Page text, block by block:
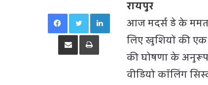
रायपुर
आज मदर्स डे के
लिए खुशियों की एक
की घोषणा के
वीडियो कॉलिंग
Facebook Twitter LinkedIn
Share via Email Print